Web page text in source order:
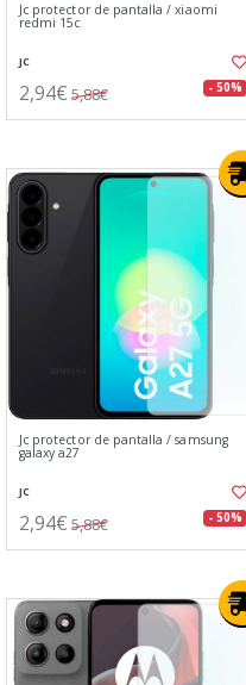
Jc protector de pantalla / xiaomi
redmi 15c
JC
2,94€ 5,88€ - 50%
Jc protector de pantalla / samsung
galaxy a27
JC
2,94€ 5,88€ - 50%